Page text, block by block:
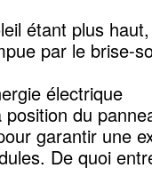
étant plus haut,
par le brise-
électrique
position du
garantir une
De quoi